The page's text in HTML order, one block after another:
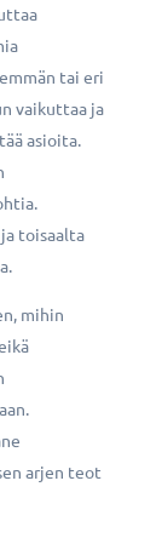
tai eri
vaikuttaa ja
asioita.
toisaalta
mihin
arjen teot